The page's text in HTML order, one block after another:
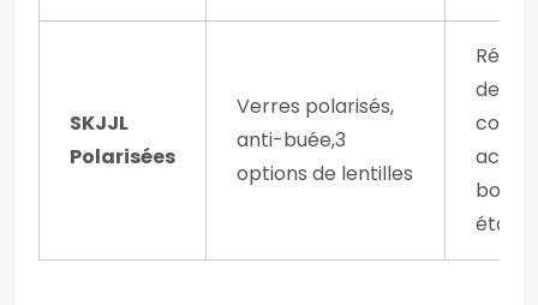
SKJJL
Polarisées
Verres polarisés,
anti-buée,3
options de lentilles
des
accru,
bonne